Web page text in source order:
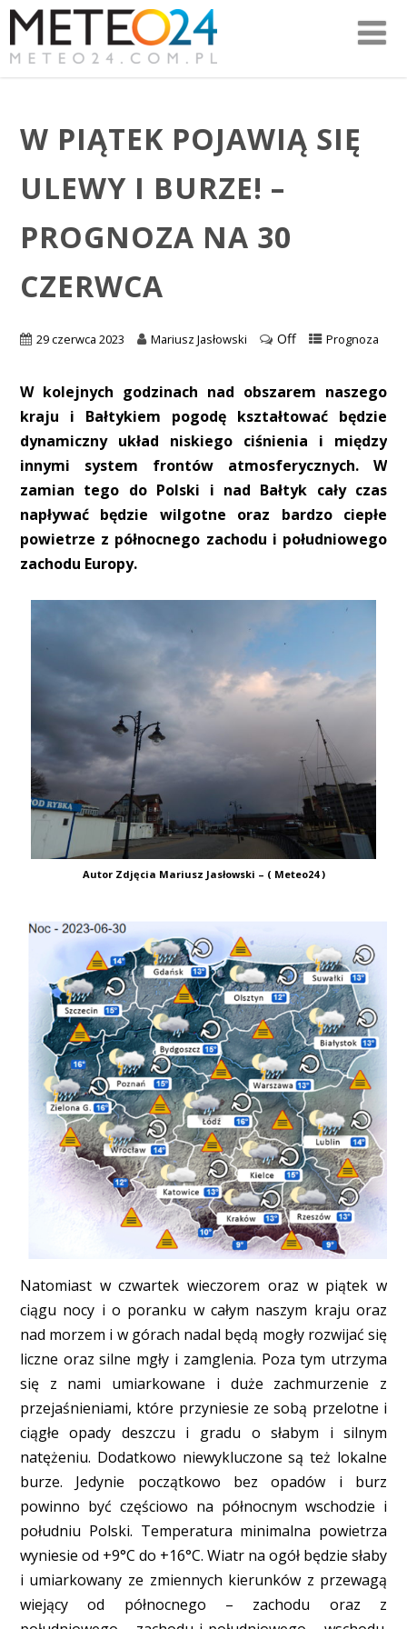
W PIĄTEK POJAWIĄ SIĘ
ULEWY I BURZE! –
PROGNOZA NA 30
CZERWCA
29 czerwca 2023 Mariusz Jasłowski Off Prognoza
W kolejnych godzinach nad obszarem naszego
kraju i Bałtykiem pogodę kształtować będzie
dynamiczny układ niskiego ciśnienia i między
innymi system frontów atmosferycznych. W
zamian tego do Polski i nad Bałtyk cały czas
napływać będzie wilgotne oraz bardzo ciepłe
powietrze z północnego zachodu i południowego
zachodu Europy.
Autor Zdjęcia Mariusz Jasłowski – ( Meteo24 )
Natomiast w czwartek wieczorem oraz w piątek w
ciągu nocy i o poranku w całym naszym kraju oraz
nad morzem i w górach nadal będą mogły rozwijać się
liczne oraz silne mgły i zamglenia. Poza tym utrzyma
się z nami umiarkowane i duże zachmurzenie z
przejaśnieniami, które przyniesie ze sobą przelotne i
ciągłe opady deszczu i gradu o słabym i silnym
natężeniu. Dodatkowo niewykluczone są też lokalne
burze. Jedynie początkowo bez opadów i burz
powinno być częściowo na północnym wschodzie i
południu Polski. Temperatura minimalna powietrza
wyniesie od +9°C do +16°C. Wiatr na ogół będzie słaby
i umiarkowany ze zmiennych kierunków z przewagą
wiejący od północnego – zachodu oraz z